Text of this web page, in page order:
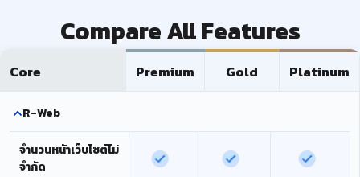
Compare All Features
Core Premium Gold Platinum
R-Web
จำนวนหน้าเว็บไซต์ไม่
จำกัด